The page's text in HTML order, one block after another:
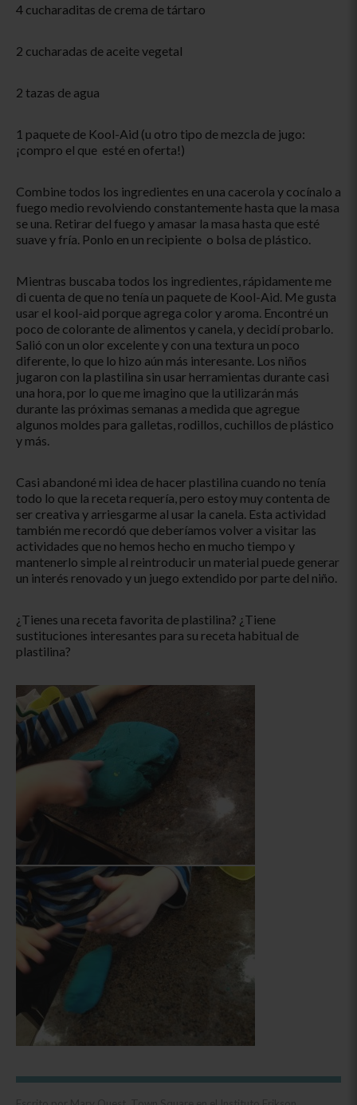
4 cucharaditas de crema de tártaro
2 cucharadas de aceite vegetal
2 tazas de agua
1 paquete de Kool-Aid (u otro tipo de mezcla de jugo:
¡compro el que esté en oferta!)
Combine todos los ingredientes en una cacerola y cocínalo a
fuego medio revolviendo constantemente hasta que la masa
se una. Retirar del fuego y amasar la masa hasta que esté
suave y fría. Ponlo en un recipiente o bolsa de plástico.
Mientras buscaba todos los ingredientes, rápidamente me
di cuenta de que no tenía un paquete de Kool-Aid. Me gusta
usar el kool-aid porque agrega color y aroma. Encontré un
poco de colorante de alimentos y canela, y decidí probarlo.
Salió con un olor excelente y con una textura un poco
diferente, lo que lo hizo aún más interesante. Los niños
jugaron con la plastilina sin usar herramientas durante casi
una hora, por lo que me imagino que la utilizarán más
durante las próximas semanas a medida que agregue
algunos moldes para galletas, rodillos, cuchillos de plástico
y más.
Casi abandoné mi idea de hacer plastilina cuando no tenía
todo lo que la receta requería, pero estoy muy contenta de
ser creativa y arriesgarme al usar la canela. Esta actividad
también me recordó que deberíamos volver a visitar las
actividades que no hemos hecho en mucho tiempo y
mantenerlo simple al reintroducir un material puede generar
un interés renovado y un juego extendido por parte del niño.
¿Tienes una receta favorita de plastilina? ¿Tiene
sustituciones interesantes para su receta habitual de
plastilina?